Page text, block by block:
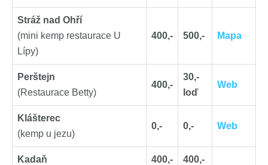
Stráž nad Ohří
(mini kemp restaurace U
Lípy)
400,- 500,- Mapa
Perštejn
(Restaurace Betty)
400,-
30,-
loď
Web
Klášterec
(kemp u jezu)
0,- 0,- Web
Kadaň 400,- 400,-